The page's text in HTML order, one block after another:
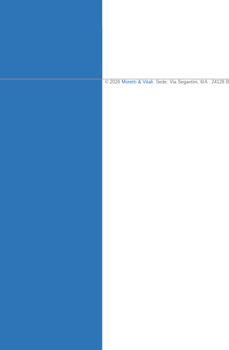
© 2026 Moretti & Vitali. Sede: Via Segantini, 6/A . 24128